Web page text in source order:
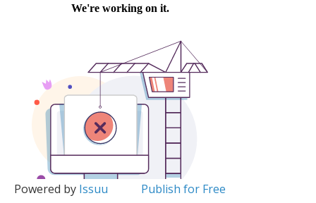
Powered by Issuu Publish for Free